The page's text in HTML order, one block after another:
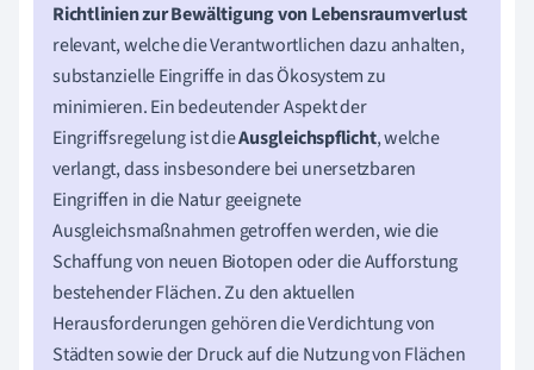
Richtlinien zur Bewältigung von Lebensraumverlust
relevant, welche die Verantwortlichen dazu anhalten,
substanzielle Eingriffe in das Ökosystem zu
minimieren. Ein bedeutender Aspekt der
Eingriffsregelung ist dieAusgleichspflicht, welche
verlangt, dass insbesondere bei unersetzbaren
Eingriffen in die Natur geeignete
Ausgleichsmaßnahmen getroffen werden, wie die
Schaffung von neuen Biotopen oder die Aufforstung
bestehender Flächen. Zu den aktuellen
Herausforderungen gehören die Verdichtung von
Städten sowie der Druck auf die Nutzung von Flächen